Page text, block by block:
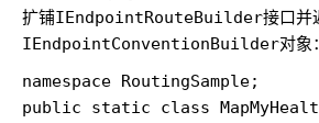
扩铺IEndpointRouteBuilder接口并
IEndpointConventionBuilder对象：
namespace RoutingSample;
public static class